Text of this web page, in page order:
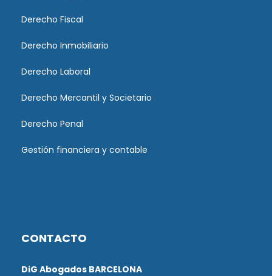
Derecho Fiscal
Derecho Inmobiliario
Derecho Laboral
Derecho Mercantil y Societario
Derecho Penal
Gestión financiera y contable
CONTACTO
DiG Abogados BARCELONA